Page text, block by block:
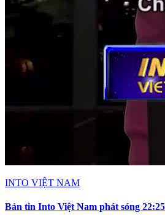
INTO VIỆT NAM
Bản tin Into Việt Nam phát sóng